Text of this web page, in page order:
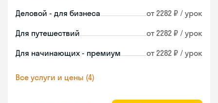
Деловой - для бизнеса от 2282 ₽ / урок
Для путешествий от 2282 ₽ / урок
Для начинающих - премиум от 2282 ₽ / урок
Все услуги и цены (4)